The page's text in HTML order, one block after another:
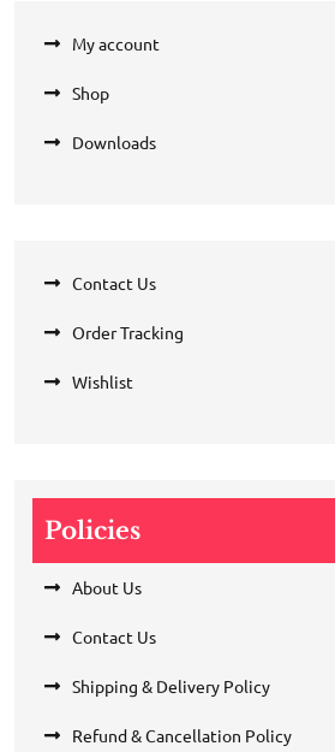
My account
Shop
Downloads
Contact Us
Order Tracking
Wishlist
Policies
About Us
Contact Us
Shipping & Delivery Policy
Refund & Cancellation Policy